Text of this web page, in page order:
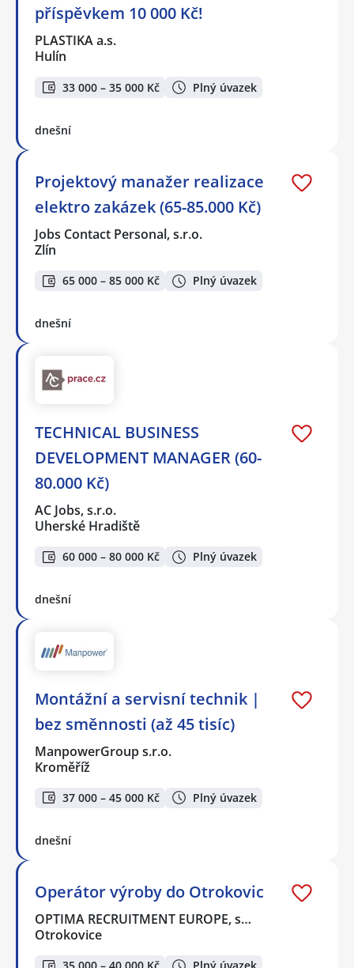
příspěvkem 10 000 Kč!
PLASTIKA a.s.
Hulín
33 000 – 35 000 Kč Plný úvazek
dnešní
Projektový manažer realizace
elektro zakázek (65-85.000 Kč)
Jobs Contact Personal, s.r.o.
Zlín
65 000 – 85 000 Kč Plný úvazek
dnešní
TECHNICAL BUSINESS
DEVELOPMENT MANAGER (60-
80.000 Kč)
AC Jobs, s.r.o.
Uherské Hradiště
60 000 – 80 000 Kč Plný úvazek
dnešní
Montážní a servisní technik |
bez směnnosti (až 45 tisíc)
ManpowerGroup s.r.o.
Kroměříž
37 000 – 45 000 Kč Plný úvazek
dnešní
Operátor výroby do Otrokovic
OPTIMA RECRUITMENT EUROPE, s…
Otrokovice